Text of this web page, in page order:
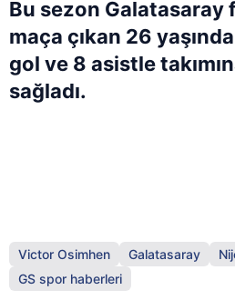
Bu sezon Galatasaray
maça çıkan 26
gol ve 8 asistle
sağladı.
Victor Osimhen Galatasaray
GS spor haberleri